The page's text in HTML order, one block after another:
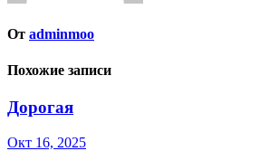
От adminmoo
Похожие записи
Дорогая
Окт 16, 2025